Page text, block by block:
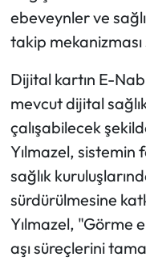
ebeveynler ve
takip
Dijital kartın E-
mevcut dijital
çalışabilecek
Yılmazel, sistemin
sağlık
sürdürülmesine
Yılmazel, "Görme
aşı süreçlerini